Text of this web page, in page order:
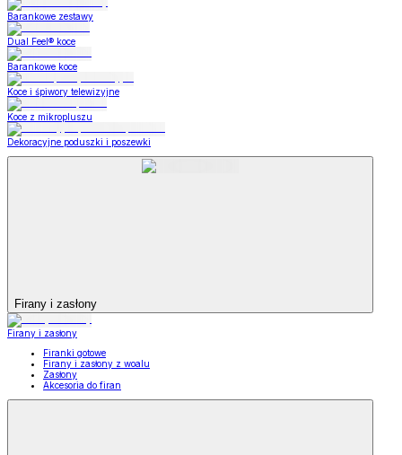
Barankowe zestawy
Dual Feel® koce
Barankowe koce
Koce i śpiwory telewizyjne
Koce z mikropluszu
Dekoracyjne poduszki i poszewki
Firany i zasłony
Firany i zasłony
Firanki gotowe
Firany i zasłony z woalu
Zasłony
Akcesoria do firan